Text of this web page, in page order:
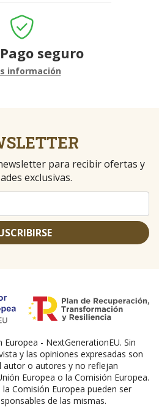
Pago seguro
información
para recibir ofertas y
exclusivas.
- NextGenerationEU. Sin
y las opiniones expresadas son
autor o autores y no reflejan
Europea o la Comisión Europea.
Comisión Europea pueden ser
de las mismas.